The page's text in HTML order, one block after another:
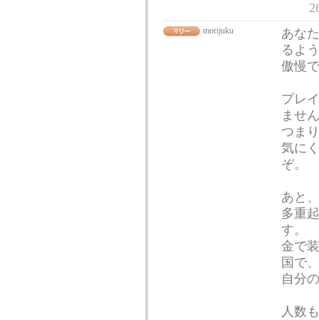
morijuku
あな
るよ
傲慢
プレ
ませ
つま
気に
ぞ。
あと、
多重
す。
金で
国で
自分
人数